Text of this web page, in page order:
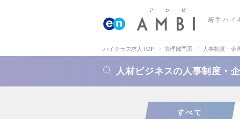
若手ハイ
ハイクラス求人TOP 管理部門系 人事制度・企
人材ビジネスの人事制度・
すべて